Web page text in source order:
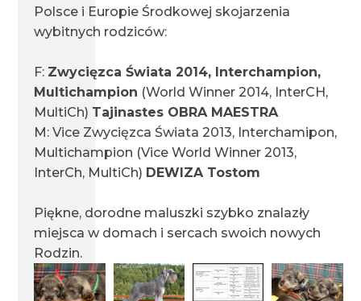
miot J1 17.04.2023
miot I1 08.01.2023
miot F1 15.05.2022
miot H1 09.05.2022
Polsce i Europie Środkowej skojarzenia
wybitnych rodziców:
F: Zwycięzca Świata 2014, Interchampion,
Multichampion (World Winner 2014, InterCH,
MultiCh) Tajinastes OBRA MAESTRA
M: Vice Zwycięzca Świata 2013, Interchamipon,
Multichampion (Vice World Winner 2013,
InterCh, MultiCh) DEWIZA Tostom
Piękne, dorodne maluszki szybko znalazły
miejsca w domach i sercach swoich nowych
Rodzin.